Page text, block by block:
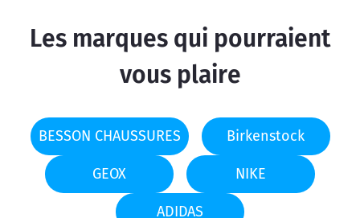
Les marques qui pourraient
vous plaire
BESSON CHAUSSURES Birkenstock
GEOX NIKE
ADIDAS